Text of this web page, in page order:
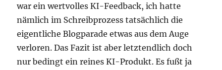
war ein wertvolles KI-Feedback, ich hatte
nämlich im Schreibprozess tatsächlich die
eigentliche Blogparade etwas aus dem Auge
verloren. Das Fazit ist aber letztendlich doch
nur bedingt ein reines KI-Produkt. Es fußt ja